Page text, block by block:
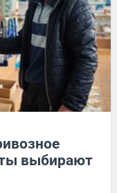
выбирают